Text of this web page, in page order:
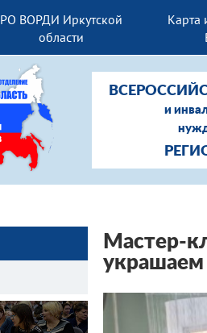
РО ВОРДИ Иркутской
области
Карта
и
Мастер-